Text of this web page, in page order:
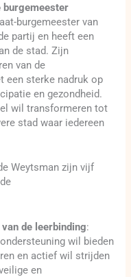
burgemeester
burgemeester van
partij en heeft een
de stad. Zijn
van de
een sterke nadruk op
en gezondheid.
wil transformeren tot
stad waar iedereen
Weytsman zijn vijf
de leerbinding:
wil bieden
en actief wil strijden
en